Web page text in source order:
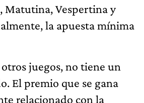
Matutina, Vespertina y
la apuesta mínima
juegos, no tiene un
El premio que se gana
relacionado con la